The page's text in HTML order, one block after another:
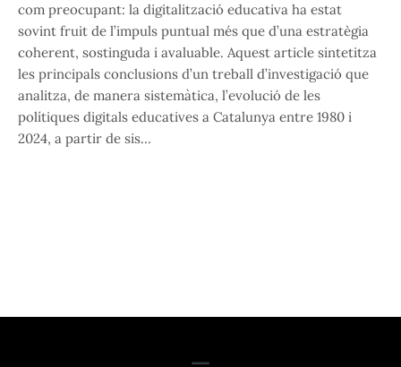
com preocupant: la digitalització educativa ha estat
sovint fruit de l’impuls puntual més que d’una estratègia
coherent, sostinguda i avaluable. Aquest article sintetitza
les principals conclusions d’un treball d’investigació que
analitza, de manera sistemàtica, l’evolució de les
polítiques digitals educatives a Catalunya entre 1980 i
2024, a partir de sis…